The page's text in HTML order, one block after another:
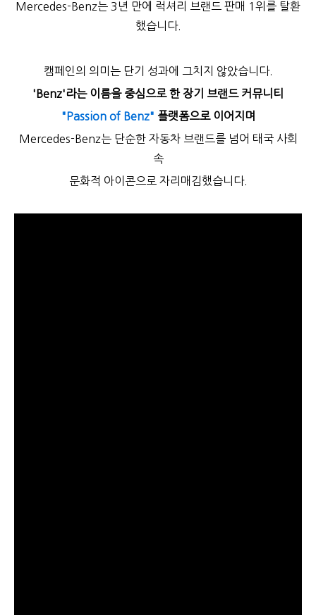
Mercedes-Benz는 3년 만에 럭셔리 브랜드 판매 1위를 탈환
했습니다.
캠페인의 의미는 단기 성과에 그치지 않았습니다.
'Benz'라는 이름을 중심으로 한 장기 브랜드 커뮤니티
"Passion of Benz" 플랫폼으로 이어지며
Mercedes-Benz는 단순한 자동차 브랜드를 넘어 태국 사회
속
문화적 아이콘으로 자리매김했습니다.